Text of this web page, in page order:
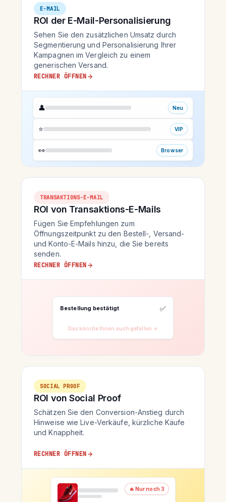
E-MAIL
ROI der E-Mail-Personalisierung
Sehen Sie den zusätzlichen Umsatz durch
Segmentierung und Personalisierung Ihrer
Kampagnen im Vergleich zu einem
generischen Versand.
RECHNER ÖFFNEN
👤 Neu
⭐ VIP
👀 Browser
TRANSAKTIONS-E-MAIL
ROI von Transaktions-E-Mails
Fügen Sie Empfehlungen zum
Öffnungszeitpunkt zu den Bestell-, Versand-
und Konto-E-Mails hinzu, die Sie bereits
senden.
RECHNER ÖFFNEN
Bestellung bestätigt ✅
Das könnte Ihnen auch gefallen →
SOCIAL PROOF
ROI von Social Proof
Schätzen Sie den Conversion-Anstieg durch
Hinweise wie Live-Verkäufe, kürzliche Käufe
und Knappheit.
RECHNER ÖFFNEN
🔥 Nur noch 3